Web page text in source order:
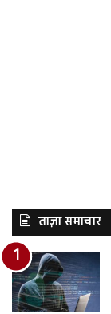
ताज़ा समाचार